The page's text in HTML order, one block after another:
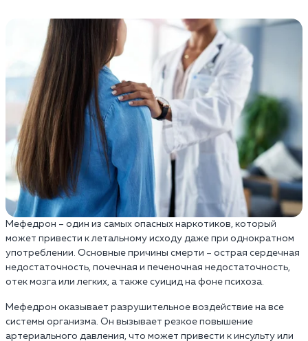
Мефедрон – один из самых опасных наркотиков, который
может привести к летальному исходу даже при однократном
употреблении. Основные причины смерти – острая сердечная
недостаточность, почечная и печеночная недостаточность,
отек мозга или легких, а также суицид на фоне психоза.
Мефедрон оказывает разрушительное воздействие на все
системы организма. Он вызывает резкое повышение
артериального давления, что может привести к инсульту или